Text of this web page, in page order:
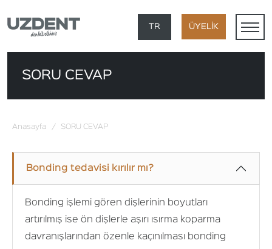
×
ÜYELİK
TR
EN
SORU CEVAP
Anasayfa / SORU CEVAP
Bonding tedavisi kırılır mı?
Bonding işlemi gören dişlerinin boyutları
artırılmış ise ön dişlerle aşırı ısırma koparma
davranışlarından özenle kaçınılması bonding